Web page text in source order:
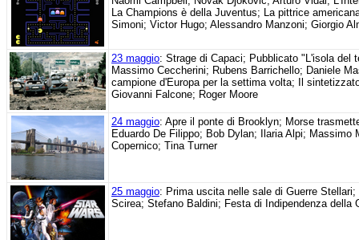
La Champions è della Juventus; La pittrice
Simoni; Victor Hugo; Alessandro Manzoni; Giorgio
23 maggio: Strage di Capaci; Pubblicato "L'isola del
Massimo Ceccherini; Rubens Barrichello; Daniele
campione d'Europa per la settima volta; Il
Giovanni Falcone; Roger Moore
24 maggio: Apre il ponte di Brooklyn; Morse
Eduardo De Filippo; Bob Dylan; Ilaria Alpi; Massimo
Copernico; Tina Turner
25 maggio: Prima uscita nelle sale di Guerre
Scirea; Stefano Baldini; Festa di Indipendenza della